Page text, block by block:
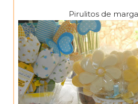
Pirulitos de